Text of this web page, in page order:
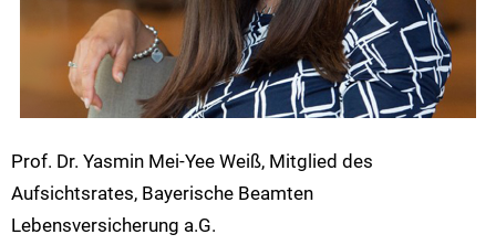
Prof. Dr. Yasmin Mei-Yee Weiß, Mitglied des
Aufsichtsrates, Bayerische Beamten
Lebensversicherung a.G.